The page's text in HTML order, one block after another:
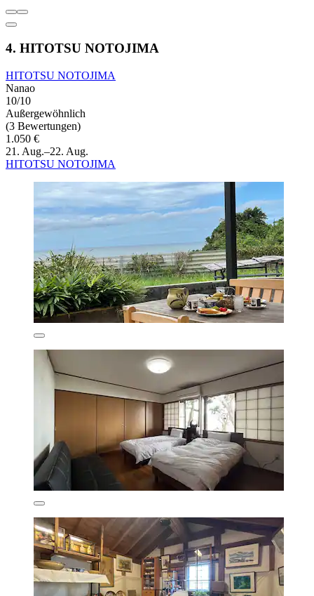
4. HITOTSU NOTOJIMA
HITOTSU NOTOJIMA
Nanao
10/10
Außergewöhnlich
(3 Bewertungen)
1.050 €
21. Aug.–22. Aug.
HITOTSU NOTOJIMA